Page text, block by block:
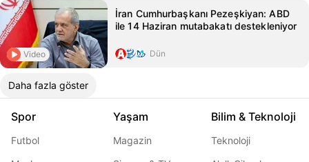
Video
İran Cumhurbaşkanı Pezeşkiyan: ABD
ile 14 Haziran mutabakatı destekleniyor
Dün
Daha fazla göster
Spor
Futbol
Yaşam
Magazin
Bilim & Teknoloji
Teknoloji